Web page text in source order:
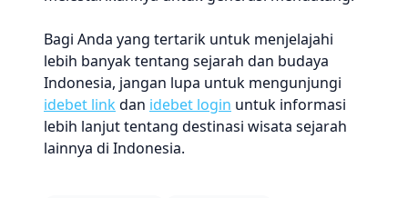
Bagi Anda yang tertarik untuk menjelajahi
lebih banyak tentang sejarah dan budaya
Indonesia, jangan lupa untuk mengunjungi
idebet link dan idebet login untuk informasi
lebih lanjut tentang destinasi wisata sejarah
lainnya di Indonesia.